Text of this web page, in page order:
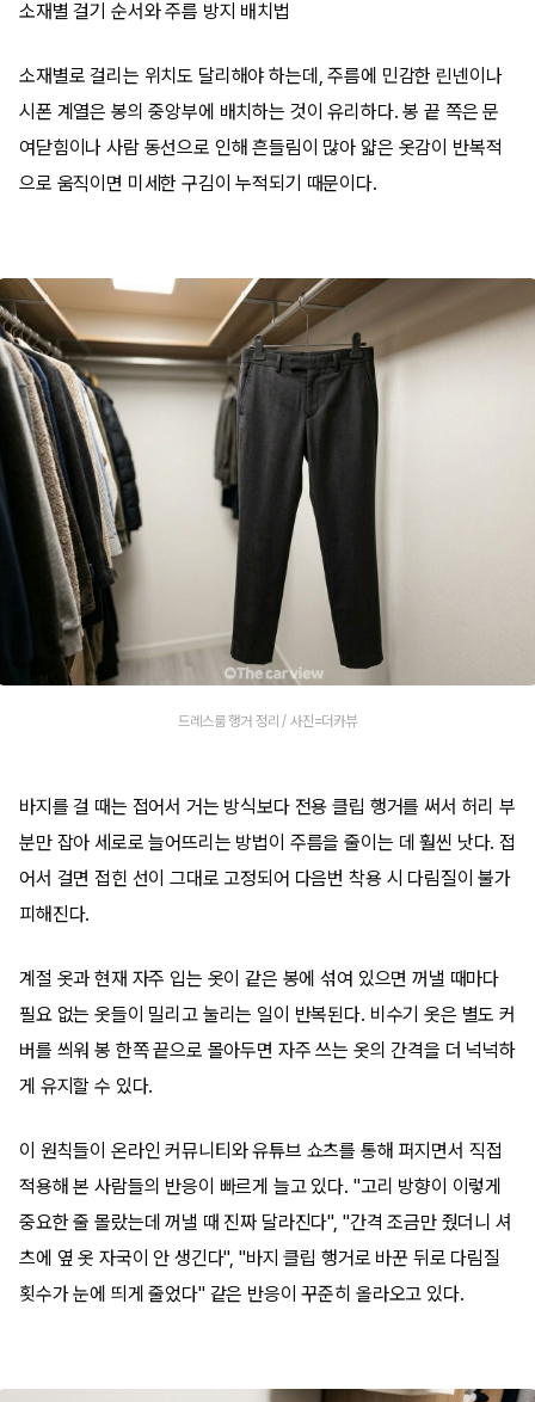
소재별 걸기 순서와 주름 방지 배치법
소재별로 걸리는 위치도 달리해야 하는데, 주름에 민감한 린넨이나
시폰 계열은 봉의 중앙부에 배치하는 것이 유리하다. 봉 끝 쪽은 문
여닫힘이나 사람 동선으로 인해 흔들림이 많아 얇은 옷감이 반복적
으로 움직이면 미세한 구김이 누적되기 때문이다.
드레스룸 행거 정리 / 사진=더카뷰
바지를 걸 때는 접어서 거는 방식보다 전용 클립 행거를 써서 허리 부
분만 잡아 세로로 늘어뜨리는 방법이 주름을 줄이는 데 훨씬 낫다. 접
어서 걸면 접힌 선이 그대로 고정되어 다음번 착용 시 다림질이 불가
피해진다.
계절 옷과 현재 자주 입는 옷이 같은 봉에 섞여 있으면 꺼낼 때마다
필요 없는 옷들이 밀리고 눌리는 일이 반복된다. 비수기 옷은 별도 커
버를 씌워 봉 한쪽 끝으로 몰아두면 자주 쓰는 옷의 간격을 더 넉넉하
게 유지할 수 있다.
이 원칙들이 온라인 커뮤니티와 유튜브 쇼츠를 통해 퍼지면서 직접
적용해 본 사람들의 반응이 빠르게 늘고 있다. "고리 방향이 이렇게
중요한 줄 몰랐는데 꺼낼 때 진짜 달라진다", "간격 조금만 줬더니 셔
츠에 옆 옷 자국이 안 생긴다", "바지 클립 행거로 바꾼 뒤로 다림질
횟수가 눈에 띄게 줄었다" 같은 반응이 꾸준히 올라오고 있다.